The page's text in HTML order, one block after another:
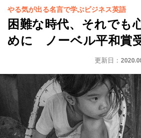
やる気が出る名言で学ぶビジネス英語
困難な時代、それでも
めに ノーベル平和賞
更新日：